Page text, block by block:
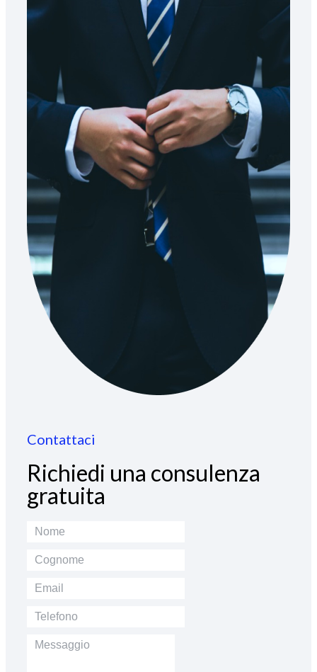
Contattaci
Richiedi una consulenza
gratuita